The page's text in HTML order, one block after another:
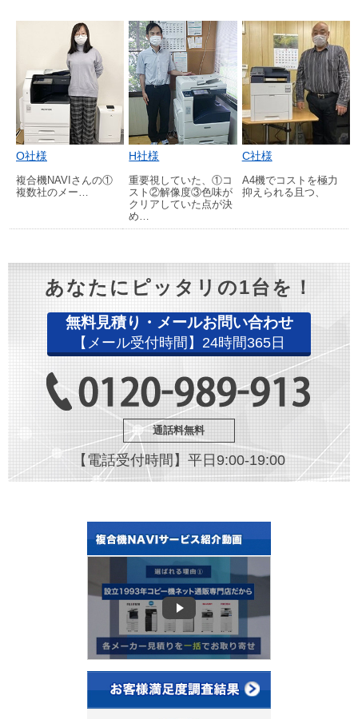
O社様
複合機NAVIさんの①
複数社のメー…
H社様
重要視していた、①コ
スト②解像度③色味が
クリアしていた点が決
め…
C社様
A4機でコストを極力
抑えられる且つ、
あなたにピッタリの1台を！
無料見積り・メールお問い合わせ
【メール受付時間】24時間365日
通話料無料
【電話受付時間】平日9:00-19:00